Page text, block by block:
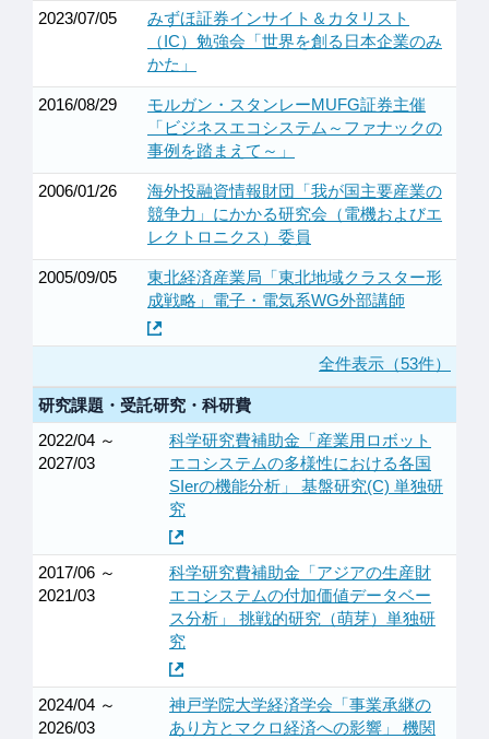
2023/07/05
みずほ証券インサイト＆カタリスト
（IC）勉強会「世界を創る日本企業のみ
かた」
2016/08/29
モルガン・スタンレーMUFG証券主催
「ビジネスエコシステム～ファナックの
事例を踏まえて～」
2006/01/26
海外投融資情報財団「我が国主要産業の
競争力」にかかる研究会（電機およびエ
レクトロニクス）委員
2005/09/05
東北経済産業局「東北地域クラスター形
成戦略」電子・電気系WG外部講師
全件表示（53件）
研究課題・受託研究・科研費
2022/04 ～
2027/03
科学研究費補助金「産業用ロボット
エコシステムの多様性における各国
SIerの機能分析」 基盤研究(C) 単独研
究
2017/06 ～
2021/03
科学研究費補助金「アジアの生産財
エコシステムの付加価値データベー
ス分析」 挑戦的研究（萌芽）単独研
究
2024/04 ～
2026/03
神戸学院大学経済学会「事業承継の
あり方とマクロ経済への影響」 機関